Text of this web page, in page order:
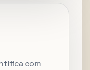
com